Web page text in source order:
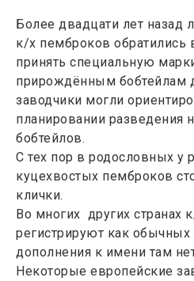
Более двадцати лет назад
к/х пемброков обратились
принять специальную
прирождённым бобтейлам
заводчики могли
планировании разведения
бобтейлов.
С тех пор в родословных у
куцехвостых пемброков
клички.
Во многих других странах
регистрируют как обычных
дополнения к имени там
Некоторые европейские